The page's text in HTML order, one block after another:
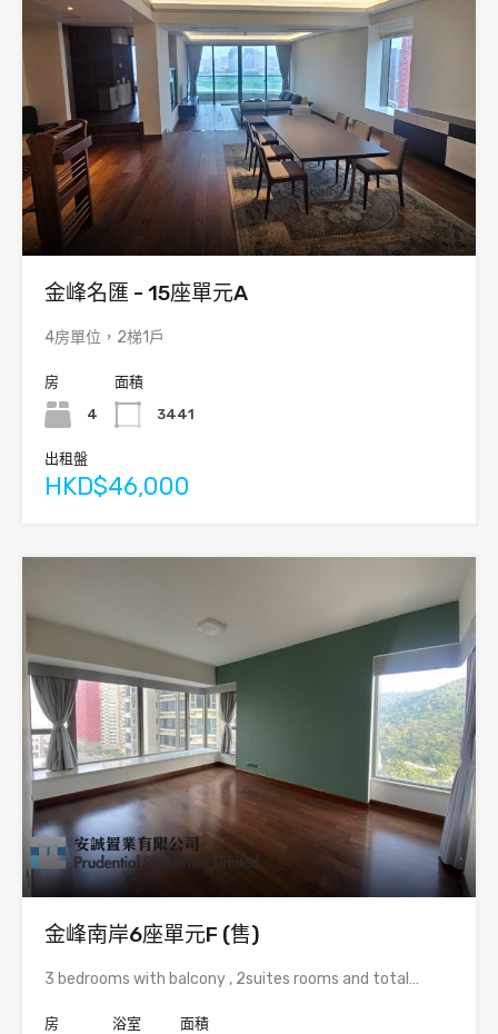
金峰名匯 - 15座單元A
4房單位，2梯1戶
房
4
面積
3441
出租盤
HKD$46,000
金峰南岸6座單元F (售)
3 bedrooms with balcony , 2suites rooms and total…
房
浴室
面積